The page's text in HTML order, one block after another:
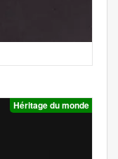
Héritage du monde